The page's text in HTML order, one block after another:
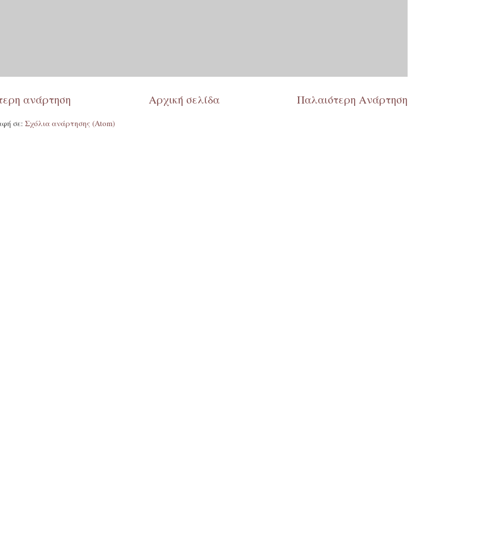
ανάρτηση Παλαιότερη Ανάρτηση
Αρχική σελίδα
σε: Σχόλια ανάρτησης (Atom)